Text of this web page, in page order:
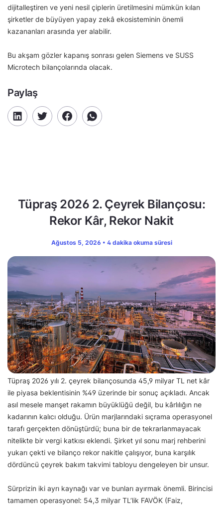
dijitalleştiren ve yeni nesil çiplerin üretilmesini mümkün kılan
şirketler de büyüyen yapay zekâ ekosisteminin önemli
kazananları arasında yer alabilir.
Bu akşam gözler kapanış sonrası gelen Siemens ve SUSS
Microtech bilançolarında olacak.
Paylaş
Tüpraş 2026 2. Çeyrek Bilançosu:
Rekor Kâr, Rekor Nakit
Ağustos 5, 2026 • 4 dakika okuma süresi
Tüpraş 2026 yılı 2. çeyrek bilançosunda 45,9 milyar TL net kâr
ile piyasa beklentisinin %49 üzerinde bir sonuç açıkladı. Ancak
asıl mesele manşet rakamın büyüklüğü değil, bu kârlılığın ne
kadarının kalıcı olduğu. Ürün marjlarındaki sıçrama operasyonel
tarafı gerçekten dönüştürdü; buna bir de tekrarlanmayacak
nitelikte bir vergi katkısı eklendi. Şirket yıl sonu marj rehberini
yukarı çekti ve bilanço rekor nakitle çalışıyor, buna karşılık
dördüncü çeyrek bakım takvimi tabloyu dengeleyen bir unsur.
Sürprizin iki ayrı kaynağı var ve bunları ayırmak önemli. Birincisi
tamamen operasyonel: 54,3 milyar TL’lik FAVÖK (Faiz,